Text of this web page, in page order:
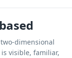
dimensional
visible, familiar,